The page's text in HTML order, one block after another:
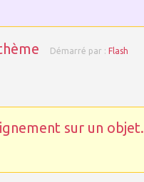
Démarré par : Flash
sur un objet.